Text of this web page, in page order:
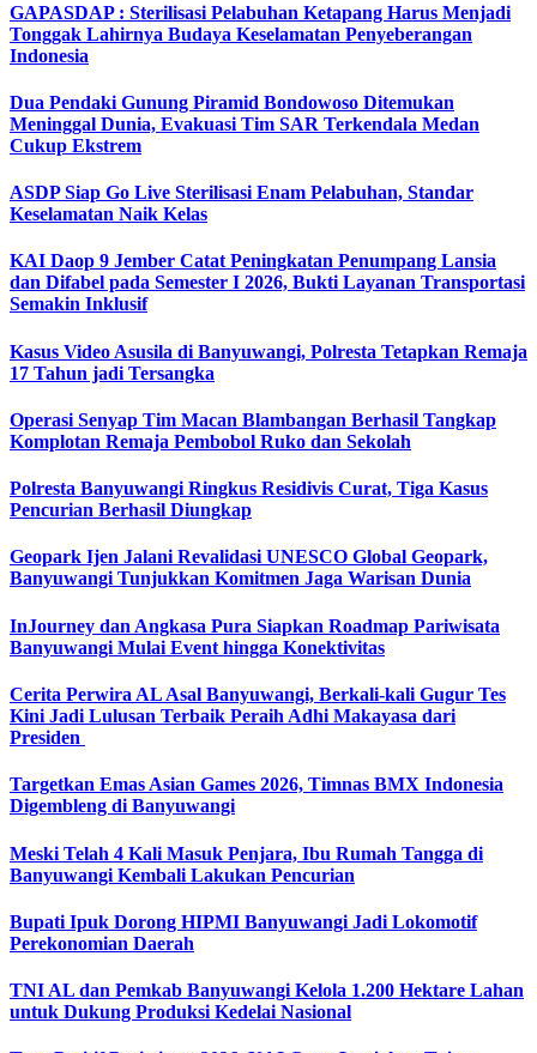
GAPASDAP : Sterilisasi Pelabuhan Ketapang Harus Menjadi
Tonggak Lahirnya Budaya Keselamatan Penyeberangan
Indonesia
Dua Pendaki Gunung Piramid Bondowoso Ditemukan
Meninggal Dunia, Evakuasi Tim SAR Terkendala Medan
Cukup Ekstrem
ASDP Siap Go Live Sterilisasi Enam Pelabuhan, Standar
Keselamatan Naik Kelas
KAI Daop 9 Jember Catat Peningkatan Penumpang Lansia
dan Difabel pada Semester I 2026, Bukti Layanan Transportasi
Semakin Inklusif
Kasus Video Asusila di Banyuwangi, Polresta Tetapkan Remaja
17 Tahun jadi Tersangka
Operasi Senyap Tim Macan Blambangan Berhasil Tangkap
Komplotan Remaja Pembobol Ruko dan Sekolah
Polresta Banyuwangi Ringkus Residivis Curat, Tiga Kasus
Pencurian Berhasil Diungkap
Geopark Ijen Jalani Revalidasi UNESCO Global Geopark,
Banyuwangi Tunjukkan Komitmen Jaga Warisan Dunia
InJourney dan Angkasa Pura Siapkan Roadmap Pariwisata
Banyuwangi Mulai Event hingga Konektivitas
Cerita Perwira AL Asal Banyuwangi, Berkali-kali Gugur Tes
Kini Jadi Lulusan Terbaik Peraih Adhi Makayasa dari
Presiden
Targetkan Emas Asian Games 2026, Timnas BMX Indonesia
Digembleng di Banyuwangi
Meski Telah 4 Kali Masuk Penjara, Ibu Rumah Tangga di
Banyuwangi Kembali Lakukan Pencurian
Bupati Ipuk Dorong HIPMI Banyuwangi Jadi Lokomotif
Perekonomian Daerah
TNI AL dan Pemkab Banyuwangi Kelola 1.200 Hektare Lahan
untuk Dukung Produksi Kedelai Nasional